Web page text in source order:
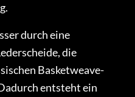
durch eine
die
Basketweave-
entsteht ein